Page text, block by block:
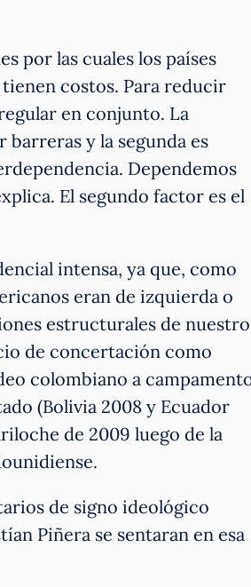
por las cuales los países
costos. Para reducir
en conjunto. La
y la segunda es
Dependemos
El segundo factor es el
intensa, ya que, como
eran de izquierda o
estructurales de nuestro
de concertación como
colombiano a
(Bolivia 2008 y Ecuador
de 2009 luego de la
de signo ideológico
Piñera se sentaran en esa